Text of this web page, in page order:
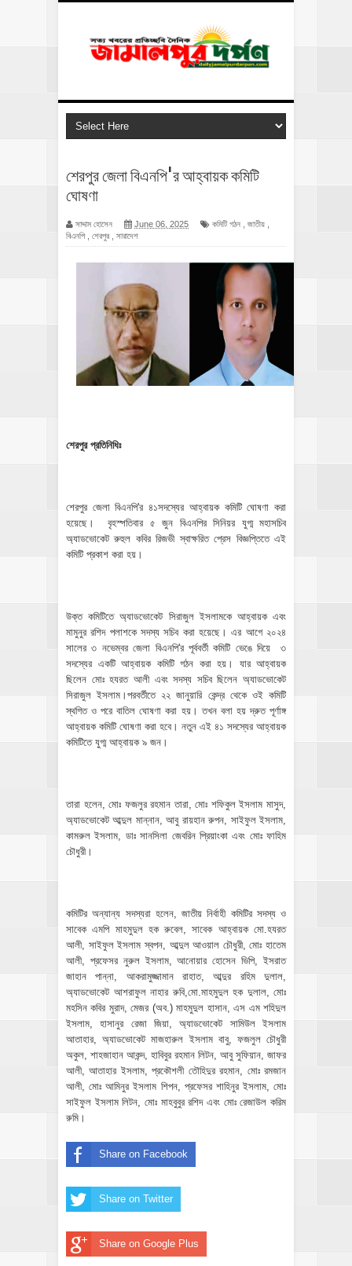
শেরপুর জেলা বিএনপি'র আহ্বায়ক কমিটি
ঘোষণা
সাদ্দাম হোসেন June 06, 2025 কমিটি গঠন জাতীয়
বিএনপি, শেরপুর সারাদেশ
শেরপুর প্রতিনিধিঃ
শেরপুর জেলা বিএনপি'র ৪১সদস্যের আহ্বায়ক কমিটি ঘোষণা করা
হয়েছে। বৃহস্পতিবার ৫ জুন বিএনপির সিনিয়র যুগ্ম মহাসচিব
অ্যাডভোকেট রুহুল কবির রিজভী স্বাক্ষরিত প্রেস বিজ্ঞপ্তিতে এই
কমিটি প্রকাশ করা হয়।
উক্ত কমিটিতে অ্যাডভোকেট সিরাজুল ইসলামকে আহ্বায়ক এবং
মামুনুর রশিদ পলাশকে সদস্য সচিব করা হয়েছে। এর আগে ২০২৪
সালের ৩ নভেম্বর জেলা বিএনপি'র পূর্ববর্তী কমিটি ভেঙে দিয়ে ৩
সদস্যের একটি আহ্বায়ক কমিটি গঠন করা হয়। যার আহ্বায়ক
ছিলেন মোঃ হযরত আলী এবং সদস্য সচিব ছিলেন অ্যাডভোকেট
সিরাজুল ইসলাম।পরবর্তীতে ২২ জানুয়ারি কেন্দ্র থেকে ওই কমিটি
স্থগিত ও পরে বাতিল ঘোষণা করা হয়। তখন বলা হয় দ্রুত পূর্ণাঙ্গ
আহ্বায়ক কমিটি ঘোষণা করা হবে। নতুন এই ৪১ সদস্যের আহ্বায়ক
কমিটিতে যুগ্ম আহ্বায়ক ৯ জন।
তারা হলেন, মোঃ ফজলুর রহমান তারা, মোঃ শফিকুল ইসলাম মাসুদ,
অ্যাডভোকেট আব্দুল মান্নান, আবু রায়হান রুপন, সাইফুল ইসলাম,
কামরুল ইসলাম, ডাঃ সানসিলা জেবরিন প্রিয়াংকা এবং মোঃ ফাহিম
চৌধুরী।
কমিটির অন্যান্য সদস্যরা হলেন, জাতীয় নির্বাহী কমিটির সদস্য ও
সাবেক এমপি মাহমুদুল হক রুবেল, সাবেক আহ্বায়ক মো.হযরত
আলী, সাইফুল ইসলাম স্বপন, আব্দুল আওয়াল চৌধুরী, মোঃ হাতেম
আলী, প্রফেসর নুরুল ইসলাম, আনোয়ার হোসেন ভিপি, ইসরাত
জাহান পান্না, আকরামুজ্জামান রাহাত, আব্দুর রহিম দুলাল,
অ্যাডভোকেট আশরাফুল নাহার রুবি,মো.মাহমুদুল হক দুলাল, মোঃ
মহসিন কবির মুরাদ, মেজর (অব.) মাহমুদুল হাসান, এস এম শহিদুল
ইসলাম, হাসানুর রেজা জিয়া, অ্যাডভোকেট সামিউল ইসলাম
আতাহার, অ্যাডভোকেট মাজহারুল ইসলাম বাবু, ফজলুল চৌধুরী
অকুল, শাহজাহান আকন্দ, হাবিবুর রহমান লিটন, আবু সুফিয়ান, জাফর
আলী, আতাহার ইসলাম, প্রকৌশলী তৌহিদুর রহমান, মোঃ রমজান
আলী, মোঃ আমিনুর ইসলাম শিপন, প্রফেসর শাহিনুর ইসলাম, মোঃ
সাইফুল ইসলাম লিটন, মোঃ মাহবুবুর রশিদ এবং মোঃ রেজাউল করিম
রুমি।
Share on Facebook
Share on Twitter
Share on Google Plus